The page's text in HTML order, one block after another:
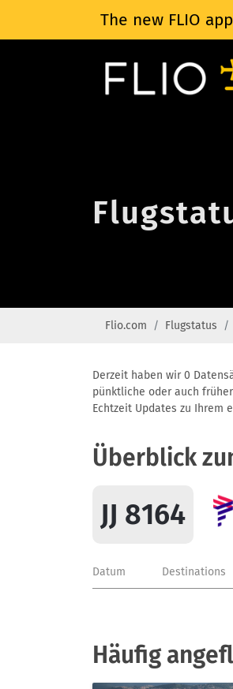
The new FLIO
Flio.com Flugstatus
Derzeit haben wir 0
pünktliche oder auch
Echtzeit Updates zu Ihrem
Überblick
JJ 8164
Datum Destinations
Häufig